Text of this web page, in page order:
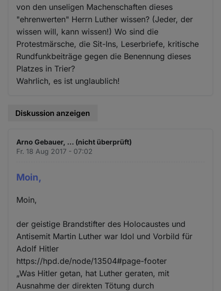
von den unseligen Machenschaften dieses
"ehrenwerten" Herrn Luther wissen? (Jeder, der
wissen will, kann wissen!) Wo sind die
Protestmärsche, die Sit-Ins, Leserbriefe, kritische
Rundfunkbeiträge gegen die Benennung dieses
Platzes in Trier?
Wahrlich, es ist unglaublich!
Diskussion anzeigen
Arno Gebauer, … (nicht überprüft)
Fr. 18 Aug 2017 - 07:02
Moin,
Moin,
der geistige Brandstifter des Holocaustes und
Antisemit Martin Luther war Idol und Vorbild für
Adolf Hitler
https://hpd.de/node/13504#page-footer
„Was Hitler getan, hat Luther geraten, mit
Ausnahme der direkten Tötung durch